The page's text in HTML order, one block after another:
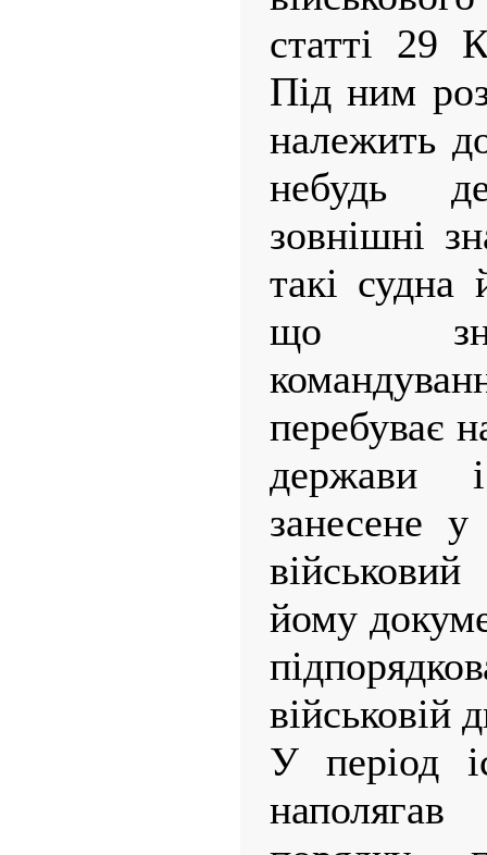
статті 29
Під ним
належить
небудь
зовнішні
такі судна
що
перебуває
держави
занесене у
йому
військовій
У період